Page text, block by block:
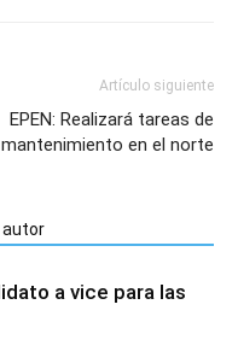
Artículo siguiente
EPEN: Realizará tareas de
mantenimiento en el norte
autor
a vice para las